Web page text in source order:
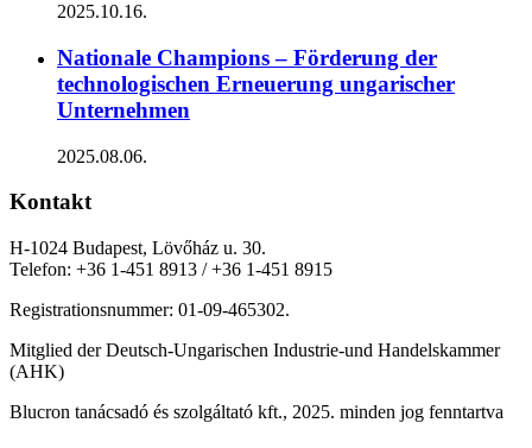
2025.10.16.
Nationale Champions – Förderung der
technologischen Erneuerung ungarischer
Unternehmen
2025.08.06.
Kontakt
H-1024 Budapest, Lövőház u. 30.
Telefon: +36 1-451 8913 / +36 1-451 8915
Registrationsnummer: 01-09-465302.
Mitglied der Deutsch-Ungarischen Industrie-und Handelskammer
(AHK)
Blucron tanácsadó és szolgáltató kft., 2025. minden jog fenntartva